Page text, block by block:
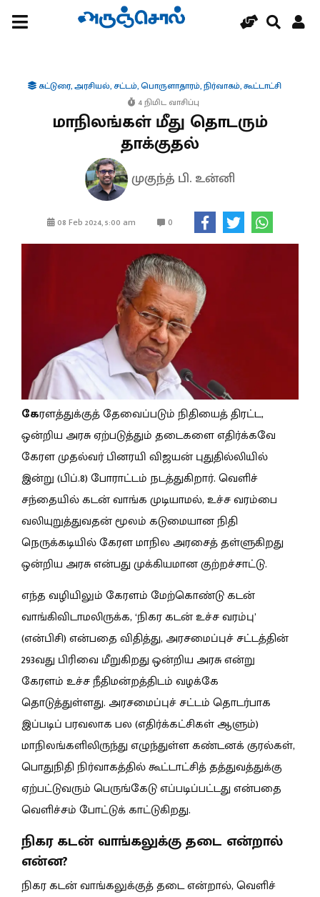
கட்டுரை,அரசியல்,சட்டம்,பொருளாதாரம்,நிர்வாகம்,கூட்டாட்சி
4 நிமிட வாசிப்பு
மாநிலங்கள் மீது தொடரும்
தாக்குதல்
முகுந்த் பி. உன்னி
08 Feb 2024, 5:00 am 0
கேரளத்துக்குத் தேவைப்படும் நிதியைத் திரட்ட,
ஒன்றிய அரசு ஏற்படுத்தும் தடைகளை எதிர்க்கவே
கேரள முதல்வர் பினரயி விஜயன் புதுதில்லியில்
இன்று (பிப்.8) போராட்டம் நடத்துகிறார். வெளிச்
சந்தையில் கடன் வாங்க முடியாமல், உச்ச வரம்பை
வலியுறுத்துவதன் மூலம் கடுமையான நிதி
நெருக்கடியில் கேரள மாநில அரசைத் தள்ளுகிறது
ஒன்றிய அரசு என்பது முக்கியமான குற்றச்சாட்டு.
எந்த வழியிலும் கேரளம் மேற்கொண்டு கடன்
வாங்கிவிடாமலிருக்க, ‘நிகர கடன் உச்ச வரம்பு’
(என்பிசி) என்பதை விதித்து, அரசமைப்புச் சட்டத்தின்
293வது பிரிவை மீறுகிறது ஒன்றிய அரசு என்று
கேரளம் உச்ச நீதிமன்றத்திடம் வழக்கே
தொடுத்துள்ளது. அரசமைப்புச் சட்டம் தொடர்பாக
இப்படிப் பரவலாக பல (எதிர்க்கட்சிகள் ஆளும்)
மாநிலங்களிலிருந்து எழுந்துள்ள கண்டனக் குரல்கள்,
பொதுநிதி நிர்வாகத்தில் கூட்டாட்சித் தத்துவத்துக்கு
ஏற்பட்டுவரும் பெருங்கேடு எப்படிப்பட்டது என்பதை
வெளிச்சம் போட்டுக் காட்டுகிறது.
நிகர கடன் வாங்கலுக்கு தடை என்றால்
என்ன?
நிகர கடன் வாங்கலுக்குத் தடை என்றால், வெளிச்